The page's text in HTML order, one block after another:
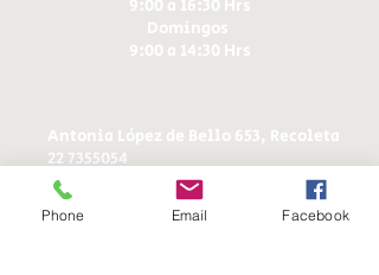
9:00 a 16:30 Hrs
Domingos
9:00 a 14:30 Hrs
Antonia López de Bello 653, Recoleta
22 7355054
22 7375725
+56 9 75224598
ducereposteria@gmail.com
Phone Email Facebook